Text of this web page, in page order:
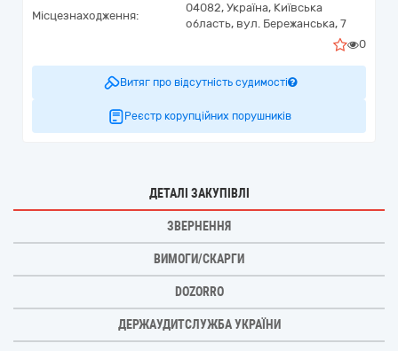
Місцезнаходження:
04082, Україна, Київська
область, вул. Бережанська, 7
0
Витяг про відсутність судимості
Реєстр корупційних порушників
ДЕТАЛІ ЗАКУПІВЛІ
ЗВЕРНЕННЯ
ВИМОГИ/СКАРГИ
DOZORRO
ДЕРЖАУДИТСЛУЖБА УКРАЇНИ